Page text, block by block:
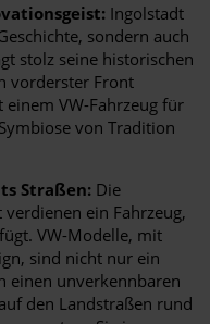
Ingolstadt
sondern auch
stolz seine historischen
vorderster Front
VW-Fahrzeug für
von Tradition
Straßen: Die
ein Fahrzeug,
VW-Modelle, mit
sind nicht nur ein
einen unverkennbaren
den Landstraßen rund